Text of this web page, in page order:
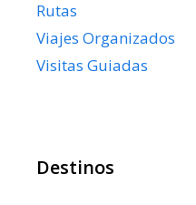
Rutas
Viajes Organizados
Visitas Guiadas
Destinos